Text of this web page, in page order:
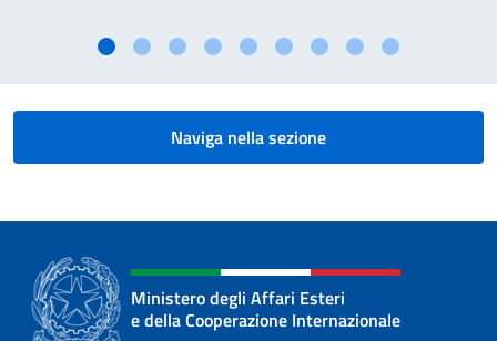
Naviga nella sezione
Ministero degli Affari Esteri
e della Cooperazione Internazionale